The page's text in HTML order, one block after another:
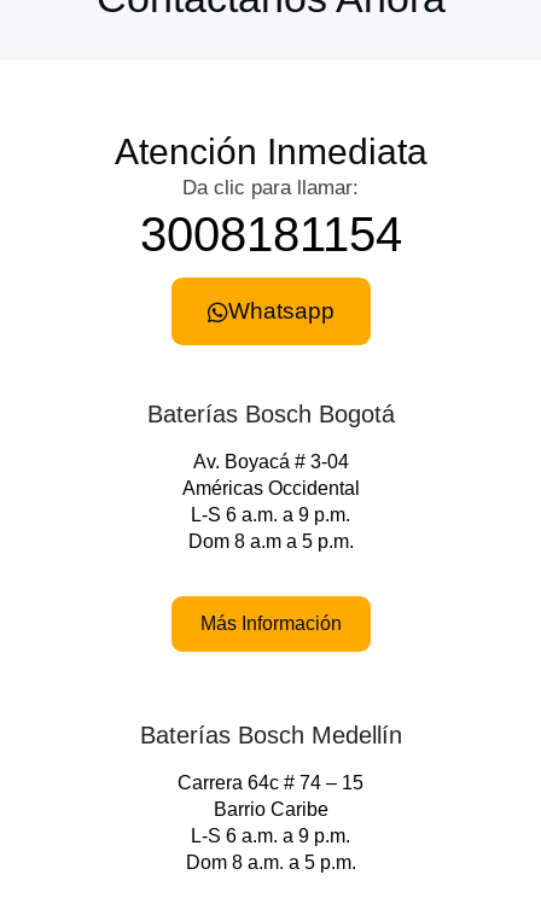
Atención Inmediata
Da clic para llamar:
3008181154
Whatsapp
Baterías Bosch Bogotá
Av. Boyacá # 3-04
Américas Occidental
L-S 6 a.m. a 9 p.m.
Dom 8 a.m a 5 p.m.
Más Información
Baterías Bosch Medellín
Carrera 64c # 74 – 15
Barrio Caribe
L-S 6 a.m. a 9 p.m.
Dom 8 a.m. a 5 p.m.